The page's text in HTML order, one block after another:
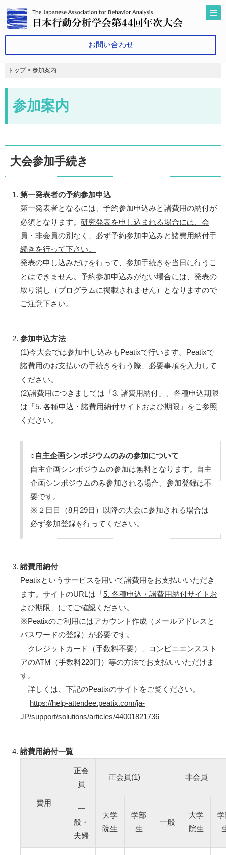
お問い合わせ
トップ> 参加案内
参加案内
大会参加手続き
第一発表者の予約参加申込
第一発表者となるには、予約参加申込みと諸費用の納付が
必須となります。 研究発表を申し込まれる場合には、会
員・非会員の別なく、必ず予約参加申込みと諸費用納付手
続きを行って下さい。
発表の申し込みだけを行って、参加手続きを当日に行うこ
とはできません。予約参加申込みがない場合には、発表の
取り消し（プログラムに掲載されません）となりますので
ご注意下さい。
参加申込方法
(1)今大会では参加申し込みもPeatixで行います。Peatixで
諸費用のお支払いの手続きを行う際、必要事項を入力して
ください。
(2)諸費用につきましては「3. 諸費用納付」、各種申込期限
は「5. 各種申込・諸費用納付サイトおよび期限 」をご参照
ください。
○自主企画シンポジウムのみの参加について
自主企画シンポジウムの参加は無料となります。自主
企画シンポジウムのみ参加される場合、参加登録は不
要です。
※２日目（8月29日）以降の大会に参加される場合は
必ず参加登録を行ってください。
諸費用納付
Peatixというサービスを用いて諸費用をお支払いいただき
ます。サイトのURLは「5. 各種申込・諸費用納付サイトお
よび期限 」にてご確認ください。
※Peatixのご利用にはアカウント作成（メールアドレスと
パスワードの登録）が必要です。
クレジットカード（手数料不要）、コンビニエンススト
アのATM（手数料220円）等の方法でお支払いいただけま
す。
詳しくは、下記のPeatixのサイトをご覧ください。
https://help-attendee.peatix.com/ja-
JP/support/solutions/articles/44001821736
諸費用納付一覧
費用
正会
員
正会員(1) 非会員
一
般・
夫婦
大学
院生
学部
生
一般
大学
院生